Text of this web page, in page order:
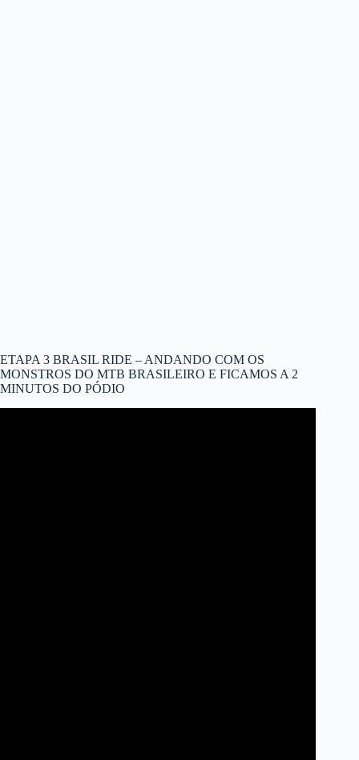
ETAPA 3 BRASIL RIDE – ANDANDO COM OS
MONSTROS DO MTB BRASILEIRO E FICAMOS A 2
MINUTOS DO PÓDIO